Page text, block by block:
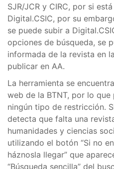
SJR/JCR y CIRC, por si
Digital.CSIC, por su
se puede subir a
opciones de búsqueda, se
informada de la revista en
publicar en AA.
La herramienta se
web de la BTNT, por lo
ningún tipo de restricción.
detecta que falta una
humanidades y ciencias
utilizando el botón “Si no
háznosla llegar” que
“Búsqueda sencilla” del